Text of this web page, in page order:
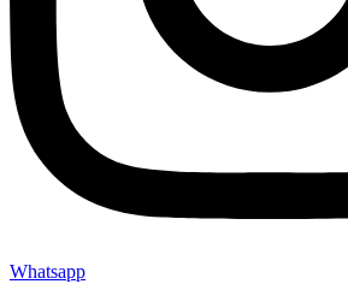
Whatsapp